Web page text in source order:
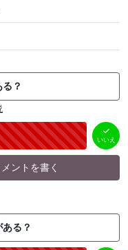
？
未投票
いいえ
（ 0件）
いいえ
ントを書く
る？